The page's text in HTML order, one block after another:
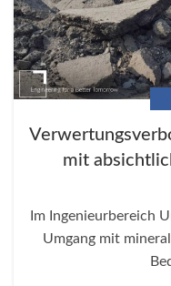
mit
Im Ingenieurbereich
Umgang mit